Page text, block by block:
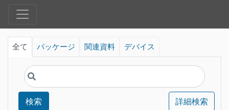
全て パッケージ 関連資料 デバイス
検索 詳細検索